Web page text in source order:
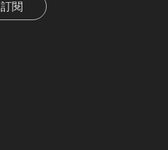
訂閱